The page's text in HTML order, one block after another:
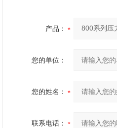
产品：
您的单位：
您的姓名：
联系电话：